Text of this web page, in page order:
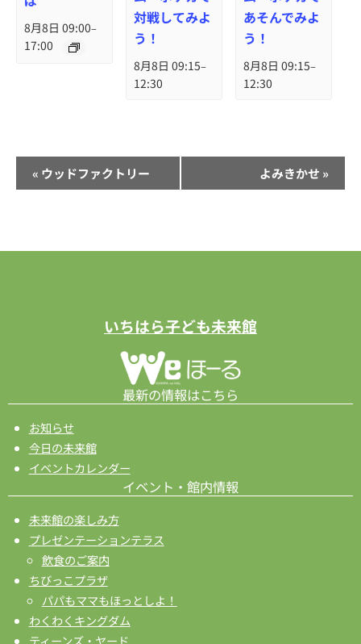
8月8日 09:00–
17:00
対戦してみよ
う！
8月8日 09:15–
12:30
あそんでみよ
う！
8月8日 09:15–
12:30
ベ
ナ
« ウッドファクトリー よみきかせ »
いちはら子ども未来館
最新の情報はこちら
お知らせ
今日の未来館
イベントカレンダー
イベント・館内情報
未来館の楽しみ方
プレゼンテーションテラス
飲食のご案内
ちびっこプラザ
パパもママもほっとしよ！
わくわくキングダム
ティーンズ・ヤード